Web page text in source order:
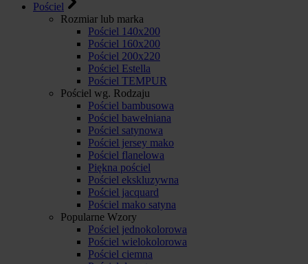
Pościel
Rozmiar lub marka
Pościel 140x200
Pościel 160x200
Pościel 200x220
Pościel Estella
Pościel TEMPUR
Pościel wg. Rodzaju
Pościel bambusowa
Pościel bawełniana
Pościel satynowa
Pościel jersey mako
Pościel flanelowa
Piękna pościel
Pościel ekskluzywna
Pościel jacquard
Pościel mako satyna
Popularne Wzory
Pościel jednokolorowa
Pościel wielokolorowa
Pościel ciemna